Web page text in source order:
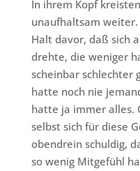
In ihrem Kopf
unaufhaltsam
Halt davor, daß sich
drehte, die weniger
scheinbar schlechter
hatte noch nie
hatte ja immer alles.
selbst sich für diese
obendrein schuldig,
so wenig Mitgefühl